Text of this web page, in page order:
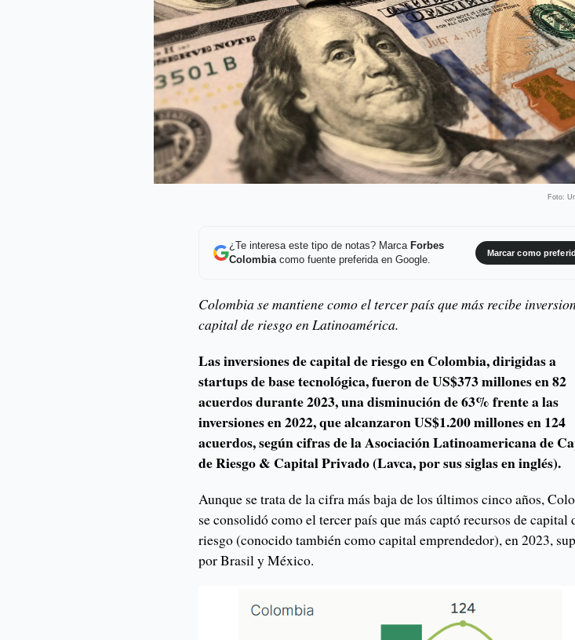
Foto:
¿Te interesa este tipo de notas? Marca Forbes
Colombiacomo fuente preferida en Google.
Marcar como
Colombia se mantiene como el tercer país que más recibe
capital de riesgo en Latinoamérica.
Las inversiones de capital de riesgo en Colombia, dirigidas a
startups de base tecnológica, fueron de US$373 millones en 82
acuerdos durante 2023, una disminución de 63% frente a las
inversiones en 2022, que alcanzaron US$1.200 millones en 124
acuerdos, según cifras de la Asociación Latinoamericana de
de Riesgo & Capital Privado (Lavca, por sus siglas en inglés).
Aunque se trata de la cifra más baja de los últimos cinco años,
se consolidó como el tercer país que más captó recursos de capital
riesgo (conocido también como capital emprendedor), en 2023,
por Brasil y México.